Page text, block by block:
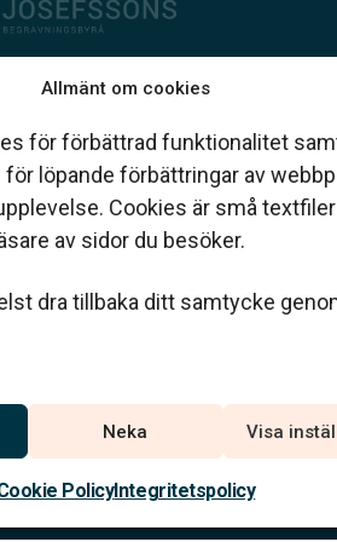
Allmänt om cookies
för förbättrad funktionalitet
för löpande förbättringar av
Cookies är små
av sidor du besöker.
dra tillbaka ditt samtycke
Neka Visa
PolicyIntegritetspolicy
Vi har flyttat till nytt
välkommen!
är en del av Klarahill.
inom Sveriges begravningsbyråers
(SBF). Det personliga är centralt för oss,
bemötande och när vi utformar
personliga begravningar.
0383-144 40